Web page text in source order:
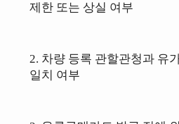
제한 또는 상실 여부
2. 차량 등록 관할관청과 유
일치 여부